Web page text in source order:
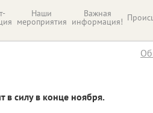
Наши
мероприятия
Важная
информация!
в силу в конце ноября.